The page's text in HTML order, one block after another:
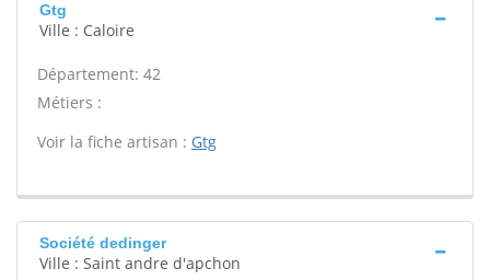
Gtg
Ville : Caloire
Département: 42
Métiers :
Voir la fiche artisan : Gtg
Société dedinger
Ville : Saint andre d'apchon